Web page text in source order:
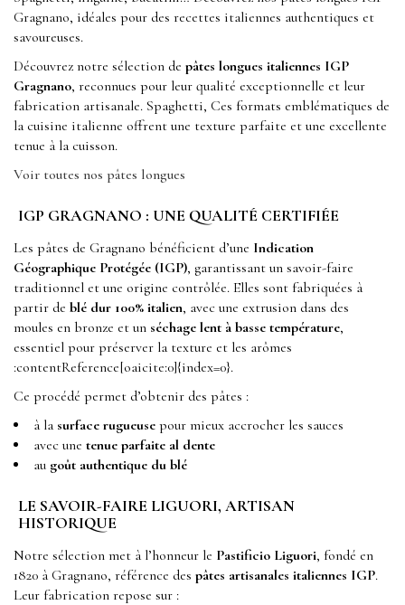
Gragnano, idéales pour des recettes italiennes authentiques et
savoureuses.
Découvrez notre sélection de pâtes longues italiennes IGP
Gragnano, reconnues pour leur qualité exceptionnelle et leur
fabrication artisanale. Spaghetti, Ces formats emblématiques de
la cuisine italienne offrent une texture parfaite et une excellente
tenue à la cuisson.
Voir toutes nos pâtes longues
IGP GRAGNANO : UNE QUALITÉ CERTIFIÉE
Les pâtes de Gragnano bénéficient d’une Indication
Géographique Protégée (IGP), garantissant un savoir-faire
traditionnel et une origine contrôlée. Elles sont fabriquées à
partir de blé dur 100% italien, avec une extrusion dans des
moules en bronze et un séchage lent à basse température,
essentiel pour préserver la texture et les arômes
:contentReference[oaicite:0]{index=0}.
Ce procédé permet d’obtenir des pâtes :
à la surface rugueuse pour mieux accrocher les sauces
avec une tenue parfaite al dente
au goût authentique du blé
LE SAVOIR-FAIRE LIGUORI, ARTISAN
HISTORIQUE
Notre sélection met à l’honneur le Pastificio Liguori, fondé en
1820 à Gragnano, référence des pâtes artisanales italiennes IGP.
Leur fabrication repose sur :